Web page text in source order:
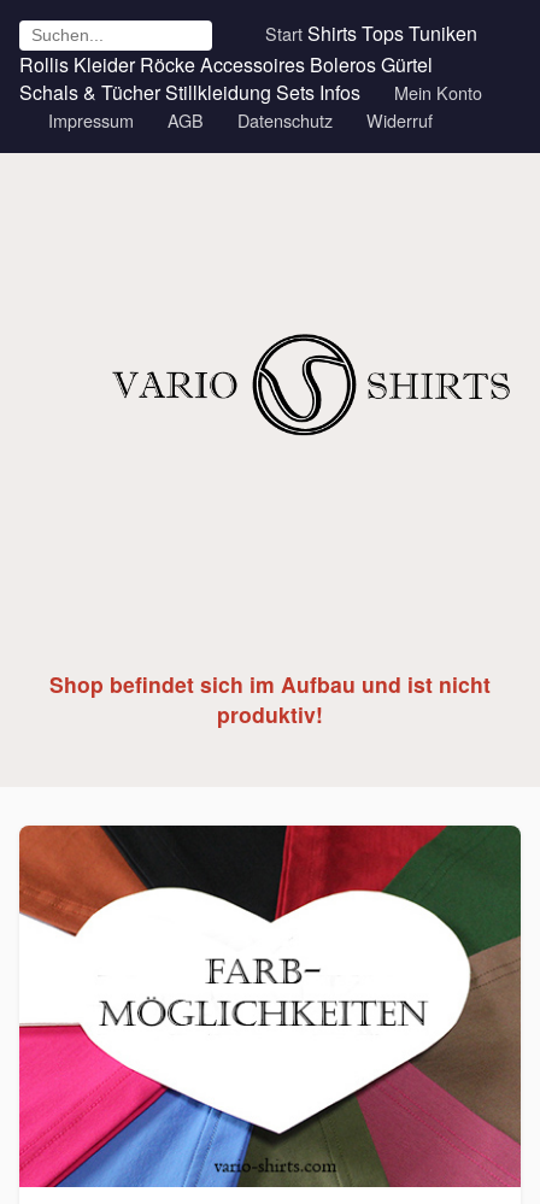
StartShirtsTopsTuniken
Rollis Kleider RöckeAccessoires BolerosGürtel
Schals & TücherStillkleidung Sets Infos
Mein Konto
Impressum
AGB Datenschutz Widerruf
Shop befindet sich im Aufbau und ist nicht
produktiv!